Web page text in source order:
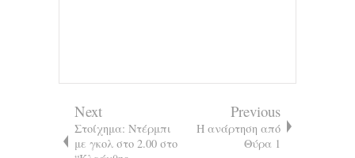
Next
Στοίχημα: Ντέρμπι
με γκολ στο 2.00 στο
Previous
Η ανάρτηση από
Θύρα 1